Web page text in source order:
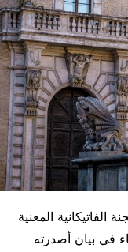
الفاتيكانية المعنية
في بيان أصدرته